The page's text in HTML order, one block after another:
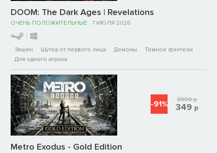
DOOM: The Dark Ages | Revelations
ОЧЕНЬ ПОЛОЖИТЕЛЬНЫЕ 7 ИЮЛЯ 2026
Экшен Шутер от первого лица Демоны
Тёмное фэнтези
Для одного игрока
Metro Exodus - Gold Edition
-91% 3999р
349 р